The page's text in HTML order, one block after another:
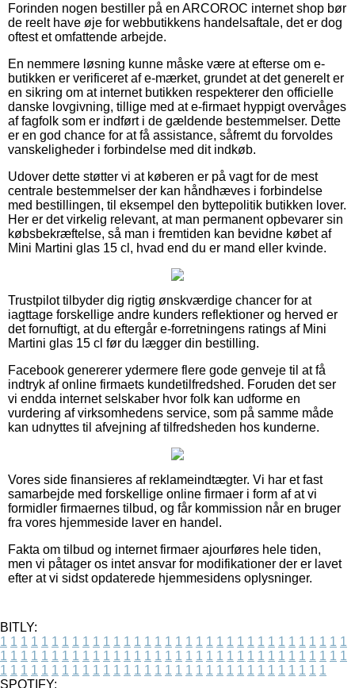
Forinden nogen bestiller på en ARCOROC internet shop bør
de reelt have øje for webbutikkens handelsaftale, det er dog
oftest et omfattende arbejde.
En nemmere løsning kunne måske være at efterse om e-
butikken er verificeret af e-mærket, grundet at det generelt er
en sikring om at internet butikken respekterer den officielle
danske lovgivning, tillige med at e-firmaet hyppigt overvåges
af fagfolk som er indført i de gældende bestemmelser. Dette
er en god chance for at få assistance, såfremt du forvoldes
vanskeligheder i forbindelse med dit indkøb.
Udover dette støtter vi at køberen er på vagt for de mest
centrale bestemmelser der kan håndhæves i forbindelse
med bestillingen, til eksempel den byttepolitik butikken lover.
Her er det virkelig relevant, at man permanent opbevarer sin
købsbekræftelse, så man i fremtiden kan bevidne købet af
Mini Martini glas 15 cl, hvad end du er mand eller kvinde.
Trustpilot tilbyder dig rigtig ønskværdige chancer for at
iagttage forskellige andre kunders reflektioner og herved er
det fornuftigt, at du eftergår e-forretningens ratings af Mini
Martini glas 15 cl før du lægger din bestilling.
Facebook genererer ydermere flere gode genveje til at få
indtryk af online firmaets kundetilfredshed. Foruden det ser
vi endda internet selskaber hvor folk kan udforme en
vurdering af virksomhedens service, som på samme måde
kan udnyttes til afvejning af tilfredsheden hos kunderne.
Vores side finansieres af reklameindtægter. Vi har et fast
samarbejde med forskellige online firmaer i form af at vi
formidler firmaernes tilbud, og får kommission når en bruger
fra vores hjemmeside laver en handel.
Fakta om tilbud og internet firmaer ajourføres hele tiden,
men vi påtager os intet ansvar for modifikationer der er lavet
efter at vi sidst opdaterede hjemmesidens oplysninger.
BITLY:
1 1 1 1 1 1 1 1 1 1 1 1 1 1 1 1 1 1 1 1 1 1 1 1 1 1 1 1 1 1 1 1 1 1
1 1 1 1 1 1 1 1 1 1 1 1 1 1 1 1 1 1 1 1 1 1 1 1 1 1 1 1 1 1 1 1 1 1
1 1 1 1 1 1 1 1 1 1 1 1 1 1 1 1 1 1 1 1 1 1 1 1 1 1 1 1 1 1 1 1
SPOTIFY: